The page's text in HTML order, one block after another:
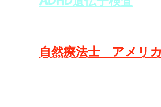
自然療法士 アメリカ